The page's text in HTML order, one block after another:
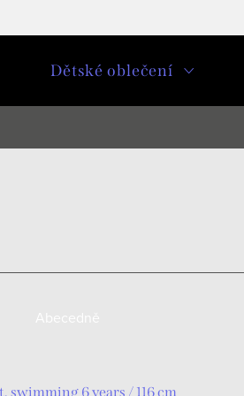
Dětské oblečení
swimming 6 years / 116 cm